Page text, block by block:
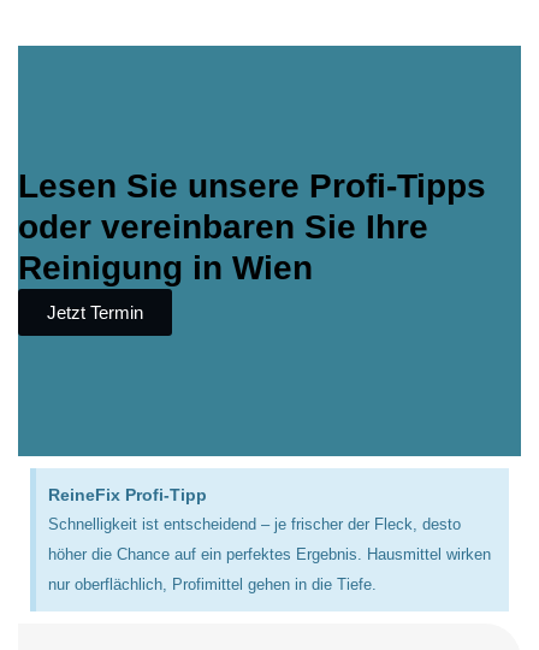
Lesen Sie unsere Profi-Tipps
oder vereinbaren Sie Ihre
Reinigung in Wien
Jetzt Termin
ReineFix Profi-Tipp
Schnelligkeit ist entscheidend – je frischer der Fleck, desto
höher die Chance auf ein perfektes Ergebnis. Hausmittel wirken
nur oberflächlich, Profimittel gehen in die Tiefe.